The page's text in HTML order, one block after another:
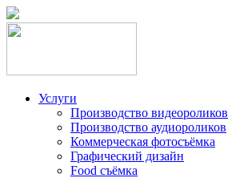
Услуги
Производство видеороликов
Производство аудиороликов
Коммерческая фотосъёмка
Графический дизайн
Food съёмка